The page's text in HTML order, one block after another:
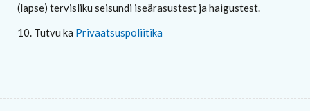
(lapse) tervisliku seisundi iseärasustest ja haigustest.
10. Tutvu ka Privaatsuspoliitika